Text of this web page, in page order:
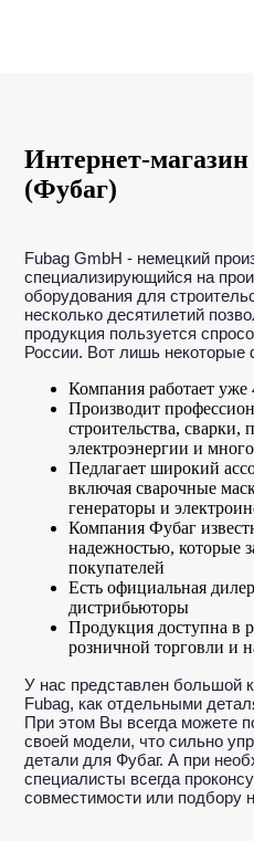
Интернет-магазин
(Фубаг)
Fubag GmbH - немецкий
специализирующийся на
оборудования для
несколько десятилетий
продукция пользуется
России. Вот лишь некоторые
Компания работает уже
Производит
строительства, сварки,
электроэнергии и
Педлагает широкий
включая сварочные
генераторы и
Компания Фубаг
надежностью, которые
покупателей
Есть официальная
дистрибьюторы
Продукция доступна в
розничной торговли и
У нас представлен большой
Fubag, как отдельными
При этом Вы всегда можете
своей модели, что сильно
детали для Фубаг. А при
специалисты всегда
совместимости или подбору